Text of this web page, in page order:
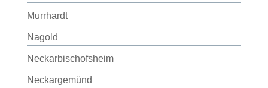
Murrhardt
Nagold
Neckarbischofsheim
Neckargemünd